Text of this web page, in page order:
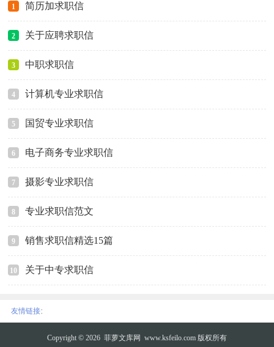
1 简历加求职信
2 关于应聘求职信
3 中职求职信
4 计算机专业求职信
5 国贸专业求职信
6 电子商务专业求职信
7 摄影专业求职信
8 专业求职信范文
9 销售求职信精选15篇
10 关于中专求职信
友情链接:
Copyright © 2026 菲萝文库网 www.ksfeilo.com 版权所有